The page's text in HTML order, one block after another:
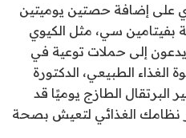
على إضافة حصتين يوميتين
بفيتامين سي، مثل الكيوي
يدعون إلى حملات توعية في
الغذاء الطبيعي، الدكتورة
الطازج يوميًا قد
نظامك الغذائي لتعيش بصحة